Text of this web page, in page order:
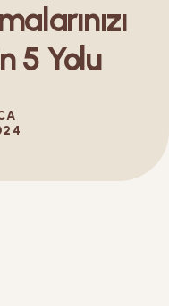
5 Yolu